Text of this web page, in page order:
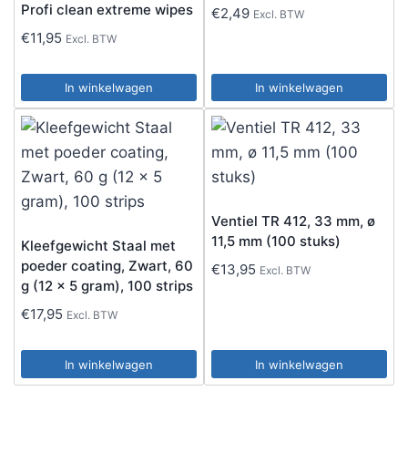
Profi clean extreme wipes
€11,95 Excl. BTW
In winkelwagen
€2,49 Excl. BTW
In winkelwagen
Kleefgewicht Staal met
poeder coating, Zwart, 60
g (12 x 5 gram), 100 strips
€17,95 Excl. BTW
In winkelwagen
Ventiel TR 412, 33 mm, ø
11,5 mm (100 stuks)
€13,95 Excl. BTW
In winkelwagen